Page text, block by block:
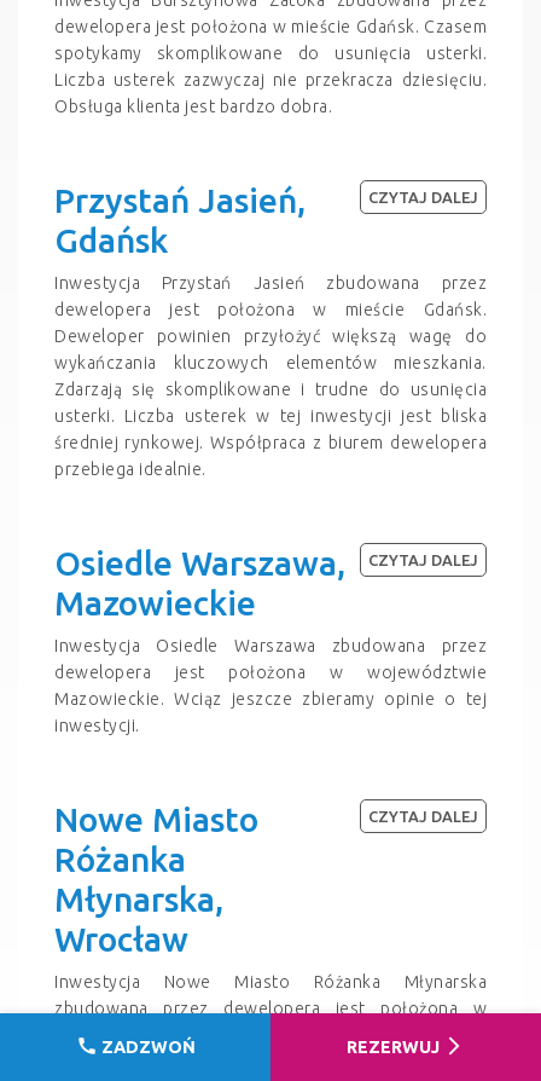
dewelopera jest położona w mieście Gdańsk. Czasem
spotykamy skomplikowane do usunięcia usterki.
Liczba usterek zazwyczaj nie przekracza dziesięciu.
Obsługa klienta jest bardzo dobra.
Przystań Jasień,
Gdańsk
Inwestycja Przystań Jasień zbudowana przez
dewelopera jest położona w mieście Gdańsk.
Deweloper powinien przyłożyć większą wagę do
wykańczania kluczowych elementów mieszkania.
Zdarzają się skomplikowane i trudne do usunięcia
usterki. Liczba usterek w tej inwestycji jest bliska
średniej rynkowej. Współpraca z biurem dewelopera
przebiega idealnie.
CZYTAJ DALEJ
Osiedle Warszawa,
Mazowieckie
Inwestycja Osiedle Warszawa zbudowana przez
dewelopera jest położona w województwie
Mazowieckie. Wciąz jeszcze zbieramy opinie o tej
inwestycji.
CZYTAJ DALEJ
Nowe Miasto
Różanka
Młynarska,
Wrocław
Inwestycja Nowe Miasto Różanka Młynarska
zbudowana przez dewelopera jest położona w
mieście Wrocław. Liczba usterek w tej inwestycji jest
bliska średniej rynkowej. Biuro pracuje doskonale.
CZYTAJ DALEJ
call ZADZWOŃ REZERWUJ arrow_forward_ios